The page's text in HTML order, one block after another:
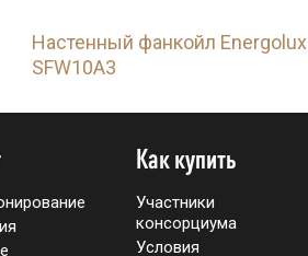
Настенный фанкойл Energolux
SFW10A3
Как купить
Участники
консорциума
Условия